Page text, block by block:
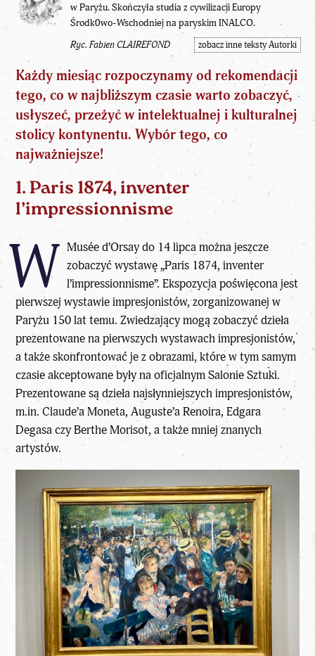
w Paryżu. Skończyła studia z cywilizacji Europy
Środk0wo-Wschodniej na paryskim INALCO.
Ryc. Fabien CLAIREFOND zobacz inne teksty Autorki
Każdy miesiąc rozpoczynamy od rekomendacji
tego, co w najbliższym czasie warto zobaczyć,
usłyszeć, przeżyć wintelektualneji kulturalnej
stolicy kontynentu. Wybór tego, co
najważniejsze!
1. Paris 1874, inventer
l’impressionnisme
W Musée d’Orsay do 14 lipca można jeszcze
zobaczyć wystawę „Paris 1874, inventer
l’impressionnisme”. Ekspozycja poświęcona jest
pierwszej wystawie impresjonistów, zorganizowanej w
Paryżu 150 lat temu. Zwiedzający mogą zobaczyć dzieła
prezentowane na pierwszych wystawach impresjonistów,
a także skonfrontować je z obrazami, które w tym samym
czasie akceptowane były na oficjalnym Salonie Sztuki.
Prezentowane są dzieła najsłynniejszych impresjonistów,
m.in. Claude’a Moneta, Auguste’a Renoira, Edgara
Degasa czy Berthe Morisot, a także mniej znanych
artystów.